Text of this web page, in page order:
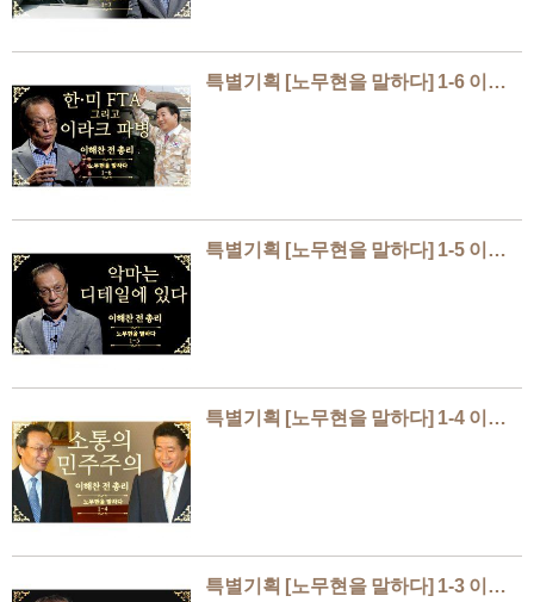
특별기획 [노무현을 말하다] 1-6 이해찬
특별기획 [노무현을 말하다] 1-5 이해찬
특별기획 [노무현을 말하다] 1-4 이해찬
특별기획 [노무현을 말하다] 1-3 이해찬